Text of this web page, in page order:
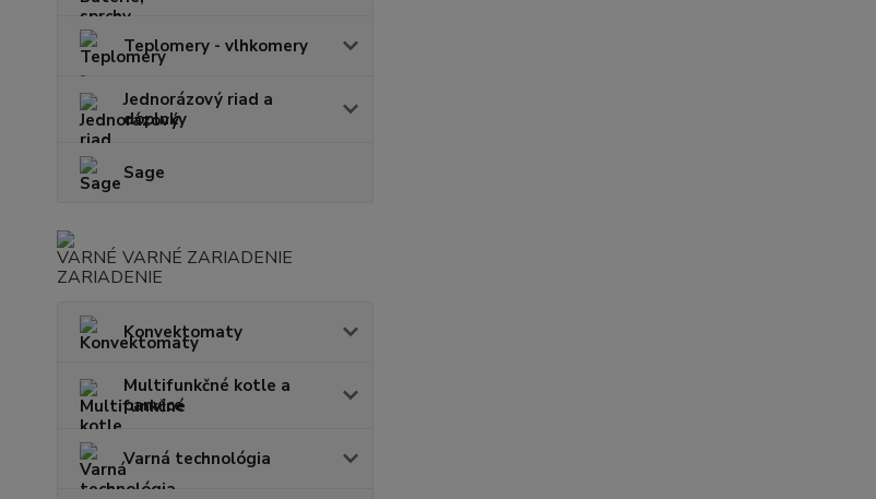
Teplomery - vlhkomery
Jednorázový riad a
doplnky
Sage
VARNÉ ZARIADENIE
Konvektomaty
Multifunkčné kotle a
panvice
Varná technológia